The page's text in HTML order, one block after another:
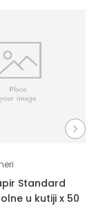
Standard
u kutiji x 50